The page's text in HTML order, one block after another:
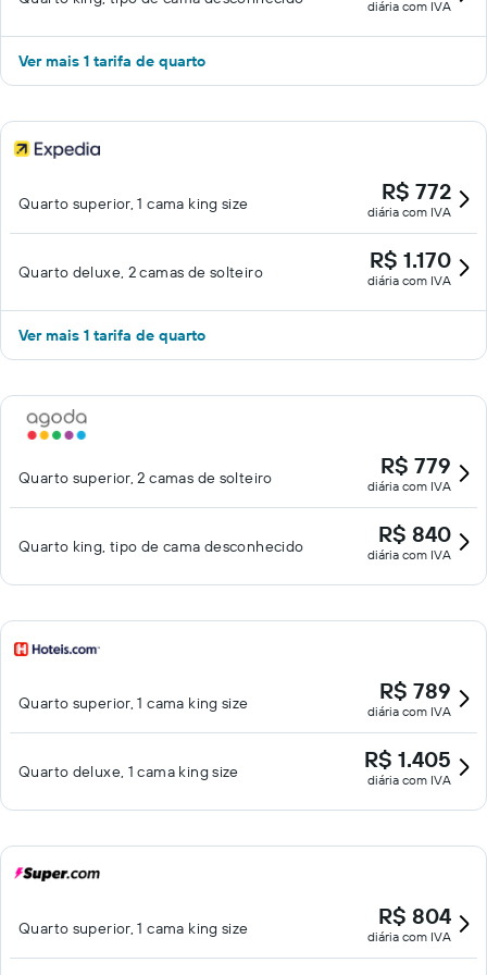
diária com IVA
Ver mais 1 tarifa de quarto
Quarto superior, 1 cama king size R$ 772
diária com IVA
Quarto deluxe, 2 camas de solteiro R$ 1.170
diária com IVA
Ver mais 1 tarifa de quarto
Quarto superior, 2 camas de solteiro R$ 779
diária com IVA
Quarto king, tipo de cama desconhecido R$ 840
diária com IVA
Quarto superior, 1 cama king size R$ 789
diária com IVA
Quarto deluxe, 1 cama king size R$ 1.405
diária com IVA
Quarto superior, 1 cama king size R$ 804
diária com IVA